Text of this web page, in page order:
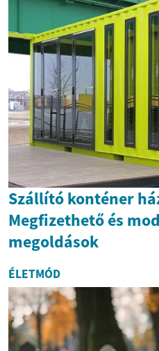
Szállító konténer
Megfizethető és
megoldások
ÉLETMÓD